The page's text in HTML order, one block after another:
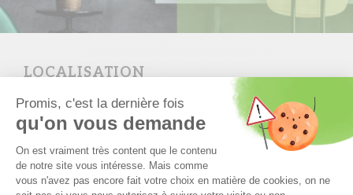
LOCALISATION
Sur le terrain
7 Rue de Merxheim
68190 Raedersheim